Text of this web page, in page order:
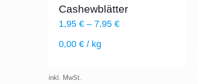
Cashewblätter
1,95 €– 7,95 €
0,00 €/ kg
inkl. MwSt.